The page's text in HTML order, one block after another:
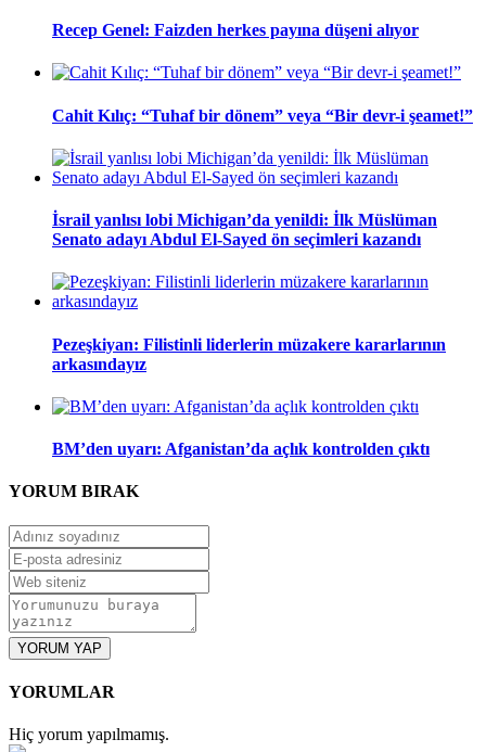
Recep Genel: Faizden herkes payına düşeni alıyor
Cahit Kılıç: “Tuhaf bir dönem” veya “Bir devr-i şeamet!”
İsrail yanlısı lobi Michigan’da yenildi: İlk Müslüman
Senato adayı Abdul El-Sayed ön seçimleri kazandı
Pezeşkiyan: Filistinli liderlerin müzakere kararlarının
arkasındayız
BM’den uyarı: Afganistan’da açlık kontrolden çıktı
YORUM BIRAK
YORUM YAP
YORUMLAR
Hiç yorum yapılmamış.